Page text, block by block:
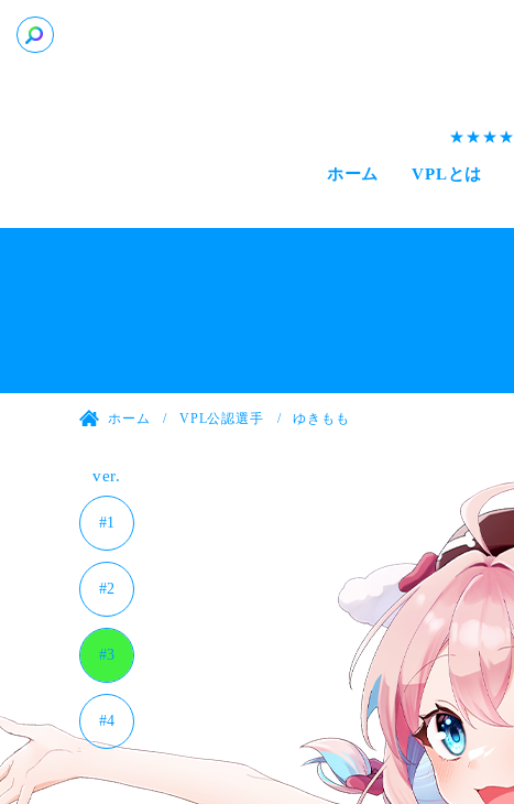
ホーム VPLとは
ホーム VPL公認選手 ゆきもも